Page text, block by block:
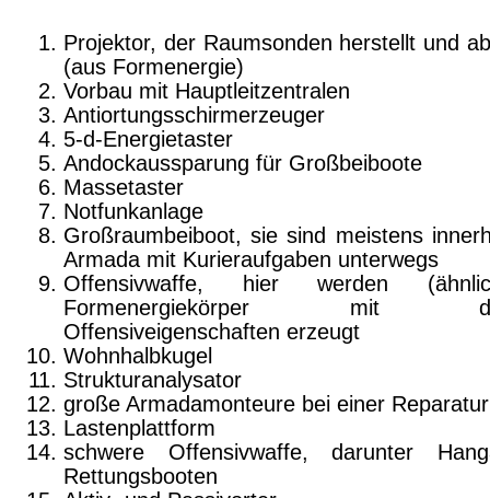
Projektor, der Raumsonden herstellt und
(aus Formenergie)
Vorbau mit Hauptleitzentralen
Antiortungsschirmerzeuger
5-d-Energietaster
Andockaussparung für Großbeiboote
Massetaster
Notfunkanlage
Großraumbeiboot, sie sind meistens
Arma­da mit Kurieraufgaben unterwegs
Offensivwaffe, hier werden
Formenergiekörper mit
Offensiveigenschaften erzeugt
Wohnhalbkugel
Strukturanalysator
große Armadamonteure bei einer Reparatur
Lastenplattform
schwere Offensivwaffe, darunter
Rettungsboo­ten